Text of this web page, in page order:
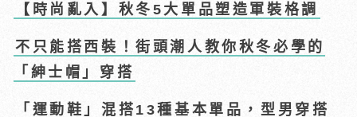
【時尚亂入】秋冬5大單品塑造軍裝格調
不只能搭西裝！街頭潮人教你秋冬必學的
「紳士帽」穿搭
「運動鞋」混搭13種基本單品，型男穿搭